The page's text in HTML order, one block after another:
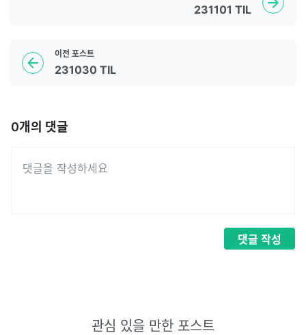
이전 포스트
231030 TIL
231101 TIL
0개의 댓글
댓글 작성
관심 있을 만한 포스트